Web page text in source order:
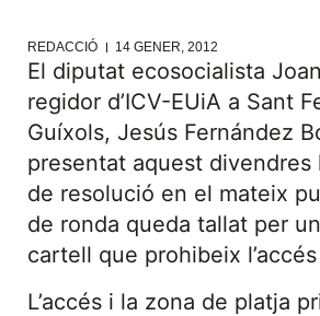
REDACCIÓ 14 GENER, 2012
El diputat ecosocialista
regidor d’ICV-EUiA a Sant
Guíxols, Jesús Fernández
presentat aquest divendres
de resolució en el mateix
de ronda queda tallat per
cartell que prohibeix
L’accés i la zona de platja